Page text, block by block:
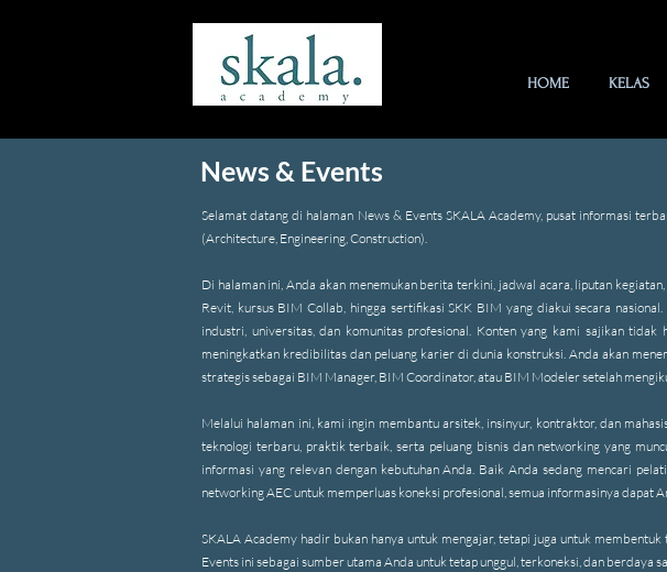
HOME KELAS
News & Events
Selamat datang di halaman News & Events SKALA Academy, pusat informasi
(Architecture, Engineering, Construction).
Di halaman ini, Anda akan menemukan berita terkini, jadwal acara, liputan
Revit, kursus BIM Collab, hingga sertifikasi SKK BIM yang diakui secara
industri, universitas, dan komunitas profesional. Konten yang kami sajikan
meningkatkan kredibilitas dan peluang karier di dunia konstruksi. Anda akan
strategis sebagai BIM Manager, BIM Coordinator, atau BIM Modeler setelah
Melalui halaman ini, kami ingin membantu arsitek, insinyur, kontraktor, dan
teknologi terbaru, praktik terbaik, serta peluang bisnis dan networking yang
informasi yang relevan dengan kebutuhan Anda. Baik Anda sedang mencari
networking AEC untuk memperluas koneksi profesional, semua informasinya dapat
SKALA Academy hadir bukan hanya untuk mengajar, tetapi juga untuk
Events ini sebagai sumber utama Anda untuk tetap unggul, terkoneksi, dan berdaya